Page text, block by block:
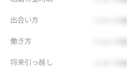
出会い方
働き方
将来引っ越し